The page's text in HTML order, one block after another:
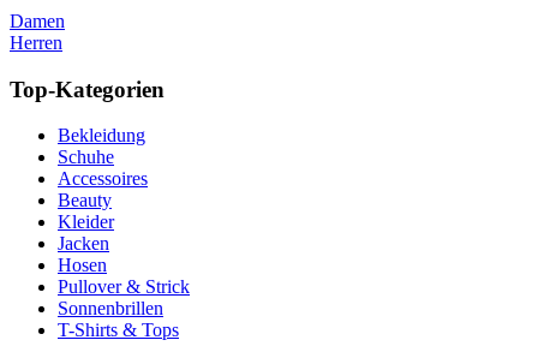
Damen
Herren
Top-Kategorien
Bekleidung
Schuhe
Accessoires
Beauty
Kleider
Jacken
Hosen
Pullover & Strick
Sonnenbrillen
T-Shirts & Tops